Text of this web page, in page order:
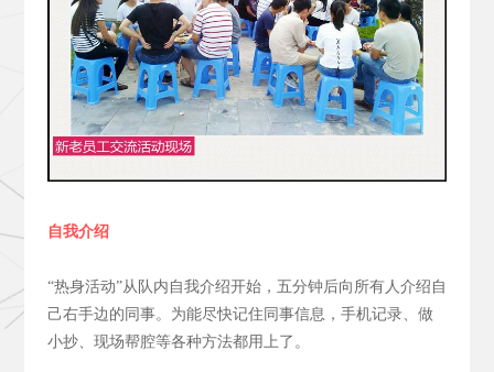
自我介绍
“热身活动”从队内自我介绍开始，五分钟后向所有人介绍自
己右手边的同事。为能尽快记住同事信息，手机记录、做
小抄、现场帮腔等各种方法都用上了。